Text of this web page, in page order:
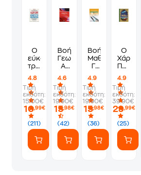
Ο
εύκολος
τρόπος
κόψετε
το
κάπνισμα
4.8
(211)
Τιμή
εκδότη:
15.00€
10,99€
Βοήθημα
Γεωμετρία
Α'
4.6
(42)
Τιμή
εκδότη:
19.90€
15,98€
Βοήθημα
Μαθηματικά
Γ'
Επα.Λ
4.9
(36)
Τιμή
εκδότη:
19.90€
15,98€
Ο
Χάρι
Πότερ
η
κάμαρα
με
τα
μυστικά
4.9
(25)
Τιμή
εκδότη:
39.90€
29,99€